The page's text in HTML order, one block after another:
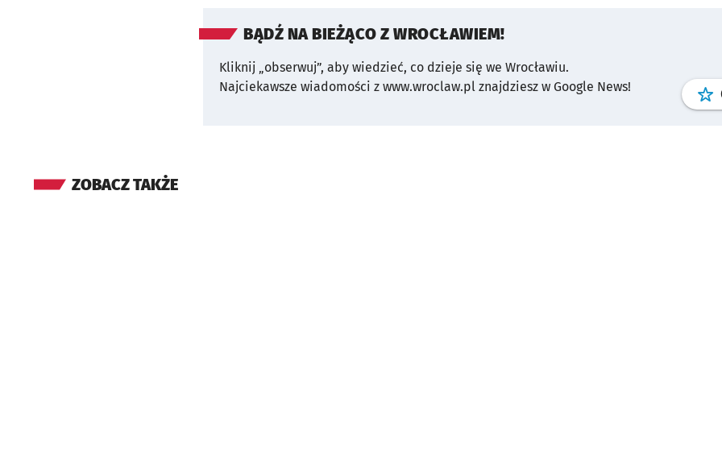
BĄDŹ NA BIEŻĄCO Z WROCŁAWIEM!
Kliknij „obserwuj”, aby wiedzieć, co dzieje się we Wrocławiu.
Najciekawsze wiadomości z www.wroclaw.pl znajdziesz w Google News!
ZOBACZ TAKŻE